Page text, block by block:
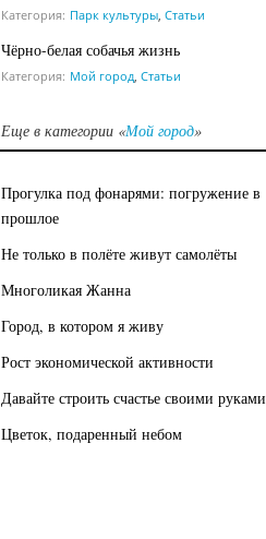
Категория: Парк культуры Статьи
Чёрно-белая собачья жизнь
Категория: Мой город Статьи
Еще в категории «Мой город»
Прогулка под фонарями: погружение в
прошлое
Не только в полёте живут самолёты
Многоликая Жанна
Город, в котором я живу
Рост экономической активности
Давайте строить счастье своими руками
Цветок, подаренный небом